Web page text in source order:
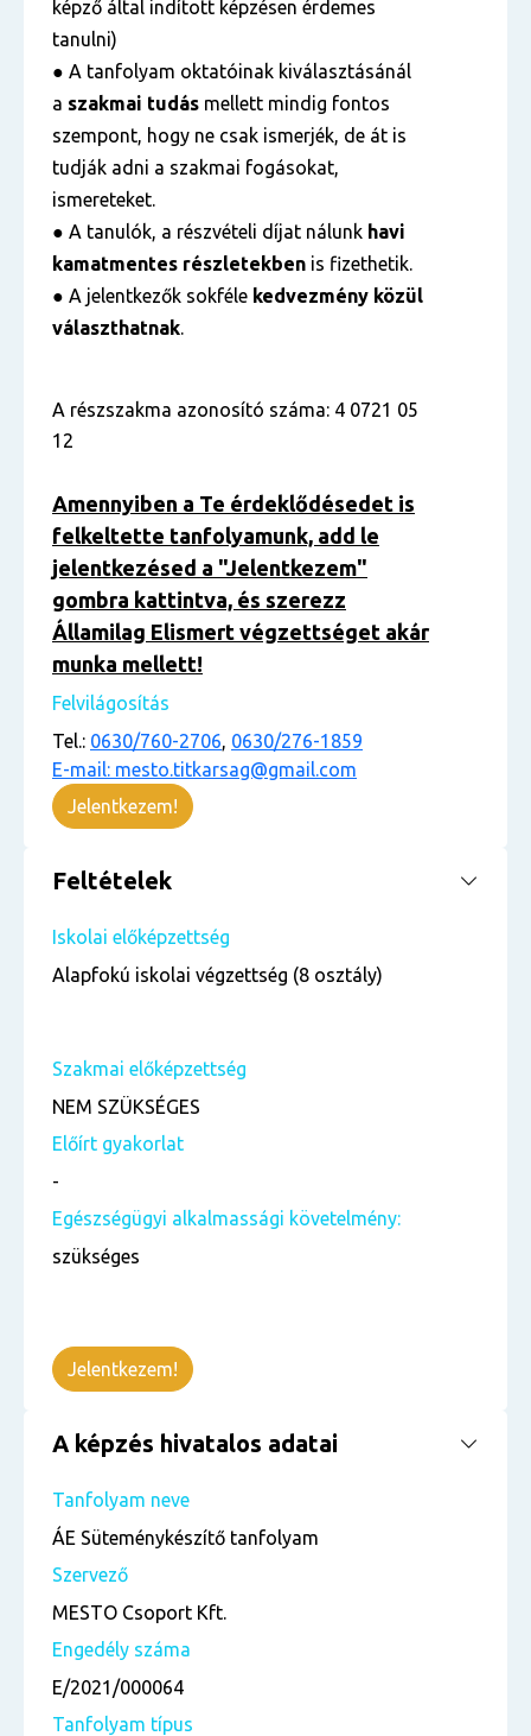
képző által indított képzésen érdemes
tanulni)
● A tanfolyam oktatóinak kiválasztásánál
a szakmai tudás mellett mindig fontos
szempont, hogy ne csak ismerjék, de át is
tudják adni a szakmai fogásokat,
ismereteket.
● A tanulók, a részvételi díjat nálunk havi
kamatmentes részletekben is fizethetik.
● A jelentkezők sokféle kedvezmény közül
választhatnak.
A részszakma azonosító száma: 4 0721 05
12
Amennyiben a Te érdeklődésedet is
felkeltette tanfolyamunk, add le
jelentkezésed a "Jelentkezem"
gombra kattintva, és szerezz
Államilag Elismert végzettséget akár
munka mellett!
Felvilágosítás
Tel.: 0630/760-2706, 0630/276-1859
E-mail: mesto.titkarsag@gmail.com
Jelentkezem!
Feltételek
Iskolai előképzettség
Alapfokú iskolai végzettség (8 osztály)
Szakmai előképzettség
NEM SZÜKSÉGES
Előírt gyakorlat
-
Egészségügyi alkalmassági követelmény:
szükséges
Jelentkezem!
A képzés hivatalos adatai
Tanfolyam neve
ÁE Süteménykészítő tanfolyam
Szervező
MESTO Csoport Kft.
Engedély száma
E/2021/000064
Tanfolyam típus